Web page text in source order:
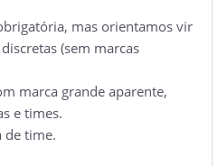
mas orientamos vir
(sem marcas
marca grande aparente,
e times.
de time.